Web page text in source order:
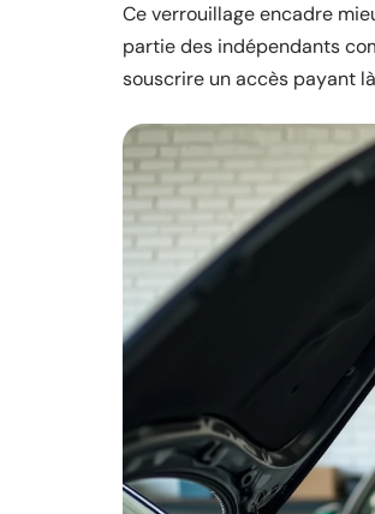
Ce verrouillage encadre
partie des indépendants
souscrire un accès payant